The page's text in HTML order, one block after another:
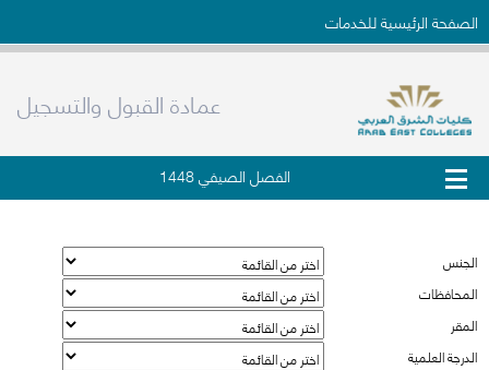
الصفحة الرئيسية للخدمات
عمادة القبول والتسجيل
الفصل الصيفي 1448
الجنس
المحافظات
المقر
الدرجة العلمية